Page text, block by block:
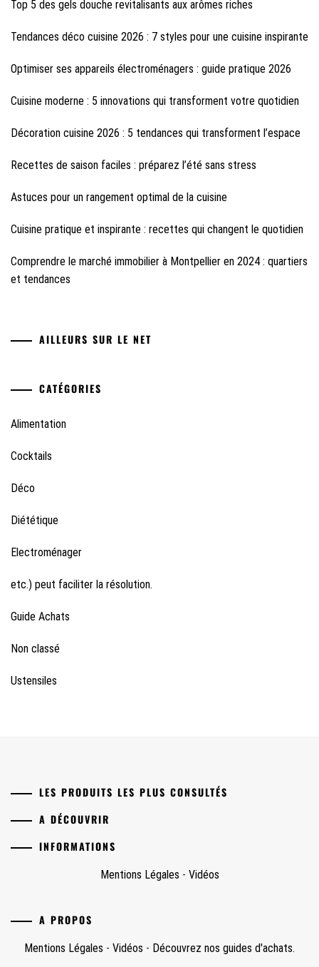
Top 5 des gels douche revitalisants aux arômes riches
Tendances déco cuisine 2026 : 7 styles pour une cuisine inspirante
Optimiser ses appareils électroménagers : guide pratique 2026
Cuisine moderne : 5 innovations qui transforment votre quotidien
Décoration cuisine 2026 : 5 tendances qui transforment l’espace
Recettes de saison faciles : préparez l’été sans stress
Astuces pour un rangement optimal de la cuisine
Cuisine pratique et inspirante : recettes qui changent le quotidien
Comprendre le marché immobilier à Montpellier en 2024 : quartiers
et tendances
AILLEURS SUR LE NET
CATÉGORIES
Alimentation
Cocktails
Déco
Diététique
Electroménager
etc.) peut faciliter la résolution.
Guide Achats
Non classé
Ustensiles
LES PRODUITS LES PLUS CONSULTÉS
A DÉCOUVRIR
INFORMATIONS
Mentions Légales - Vidéos
A PROPOS
Mentions Légales - Vidéos - Découvrez nos guides d'achats.